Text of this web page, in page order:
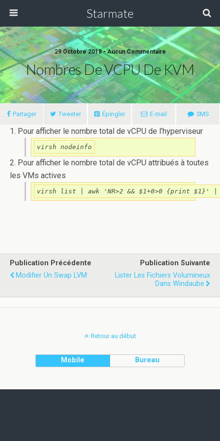
Starmate
29 Octobre 2018 •Aucun Commentaire
Nombres De VCPU De KVM
Partager Tweeter Épingler E-mail SMS
1. Pour afficher le nombre total de vCPU de l’hyperviseur
virsh nodeinfo
2. Pour afficher le nombre total de vCPU attribués à toutes
les VMs actives
virsh list | awk 'NR>2 && $1+0>0 {print $1}'
Publication Précédente
Modifier Un Swap LVM
Publication Suivante
Lister Les Fichiers Volumineux
Dans Windaube
Retour au début
Mobile Bureau